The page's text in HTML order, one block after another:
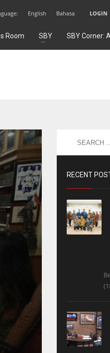
English Bahasa LOGIN
Room SBY SBY Corner:
RECENT